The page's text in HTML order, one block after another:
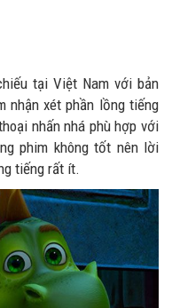
tại Việt Nam với bản
nhận xét phần lồng tiếng
nhấn nhá phù hợp với
phim không tốt nên lời
tiếng rất ít.